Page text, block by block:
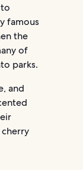
famous
the
of
parks.
and